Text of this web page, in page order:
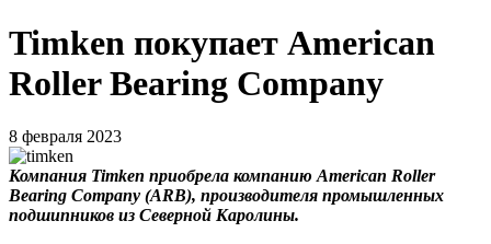
Timken покупает American
Roller Bearing Company
8 февраля 2023
Компания Timken приобрела компанию American Roller
Bearing Company (ARB), производителя промышленных
подшипников из Северной Каролины.